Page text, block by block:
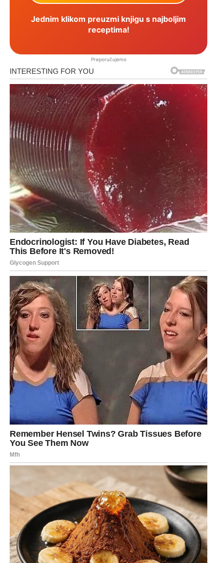
Jednim klikom preuzmi knjigu s najboljim
receptima!
Preporučujemo